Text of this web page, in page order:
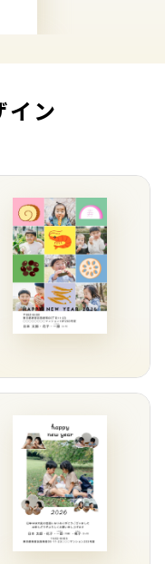
イン